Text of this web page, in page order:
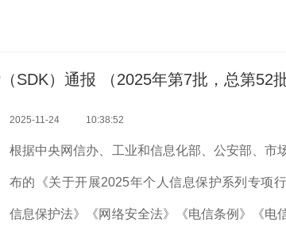
SDK）通报 （2025年第7批，总第52批
2025-11-24 10:38:52
根据中央网信办、工业和信息化部、公安部、市
布的《关于开展2025年个人信息保护系列专项
信息保护法》《网络安全法》《电信条例》《电